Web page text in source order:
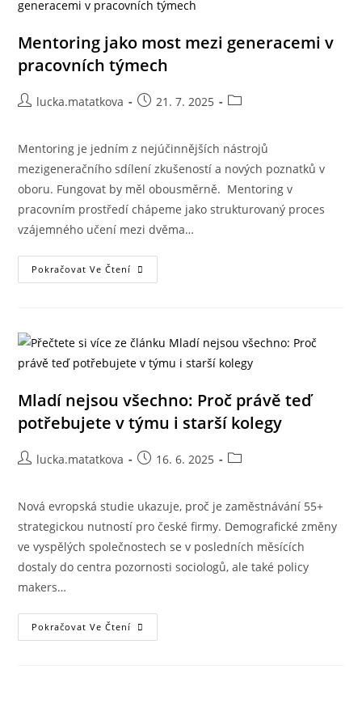
Mentoring jako most mezi generacemi v
pracovních týmech
lucka.matatkova 21. 7. 2025
Mentoring je jedním z nejúčinnějších nástrojů
mezigeneračního sdílení zkušeností a nových poznatků v
oboru. Fungovat by měl obousměrně. Mentoring v
pracovním prostředí chápeme jako strukturovaný proces
vzájemného učení mezi dvěma…
Pokračovat Ve Čtení
Mladí nejsou všechno: Proč právě teď
potřebujete v týmu i starší kolegy
lucka.matatkova 16. 6. 2025
Nová evropská studie ukazuje, proč je zaměstnávání 55+
strategickou nutností pro české firmy. Demografické změny
ve vyspělých společnostech se v posledních měsících
dostaly do centra pozornosti sociologů, ale také policy
makers…
Pokračovat Ve Čtení